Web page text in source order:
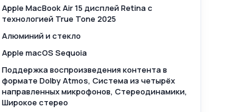
Apple MacBook Air 15 дисплей Retina с
технологией True Tone 2025
Алюминий и стекло
Apple macOS Sequoia
Поддержка воспроизведения контента в
формате Dolby Atmos, Система из четырёх
направленных микрофонов, Стереодинамики,
Широкое стерео